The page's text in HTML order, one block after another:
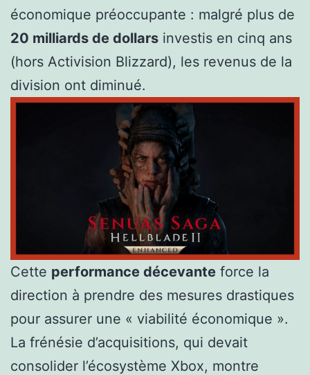
économique préoccupante : malgré plus de
20 milliards de dollars investis en cinq ans
(hors Activision Blizzard), les revenus de la
division ont diminué.
Cette performance décevante force la
direction à prendre des mesures drastiques
pour assurer une « viabilité économique ».
La frénésie d’acquisitions, qui devait
consolider l’écosystème Xbox, montre